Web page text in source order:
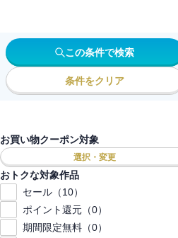
この条件で検索
条件をクリア
お買い物クーポン対象
選択・変更
おトクな対象作品
セール（10）
ポイント還元（0）
期間限定無料（0）